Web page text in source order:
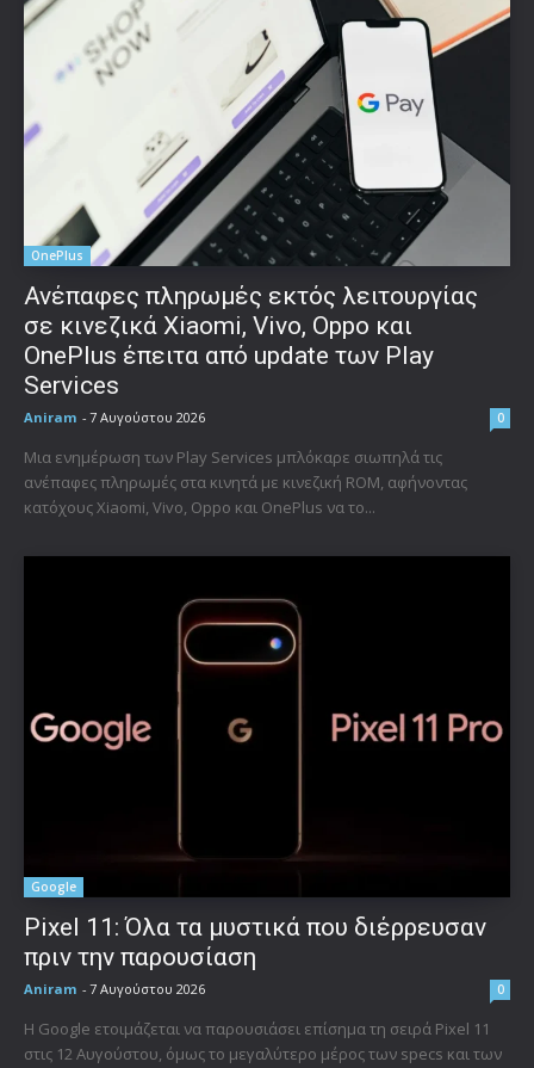
OnePlus
Ανέπαφες πληρωμές εκτός λειτουργίας
σε κινεζικά Xiaomi, Vivo, Oppo και
OnePlus έπειτα από update των Play
Services
Aniram - 7 Αυγούστου 2026 0
Μια ενημέρωση των Play Services μπλόκαρε σιωπηλά τις
ανέπαφες πληρωμές στα κινητά με κινεζική ROM, αφήνοντας
κατόχους Xiaomi, Vivo, Oppo και OnePlus να το...
Google
Pixel 11: Όλα τα μυστικά που διέρρευσαν
πριν την παρουσίαση
Aniram - 7 Αυγούστου 2026 0
Η Google ετοιμάζεται να παρουσιάσει επίσημα τη σειρά Pixel 11
στις 12 Αυγούστου, όμως το μεγαλύτερο μέρος των specs και των